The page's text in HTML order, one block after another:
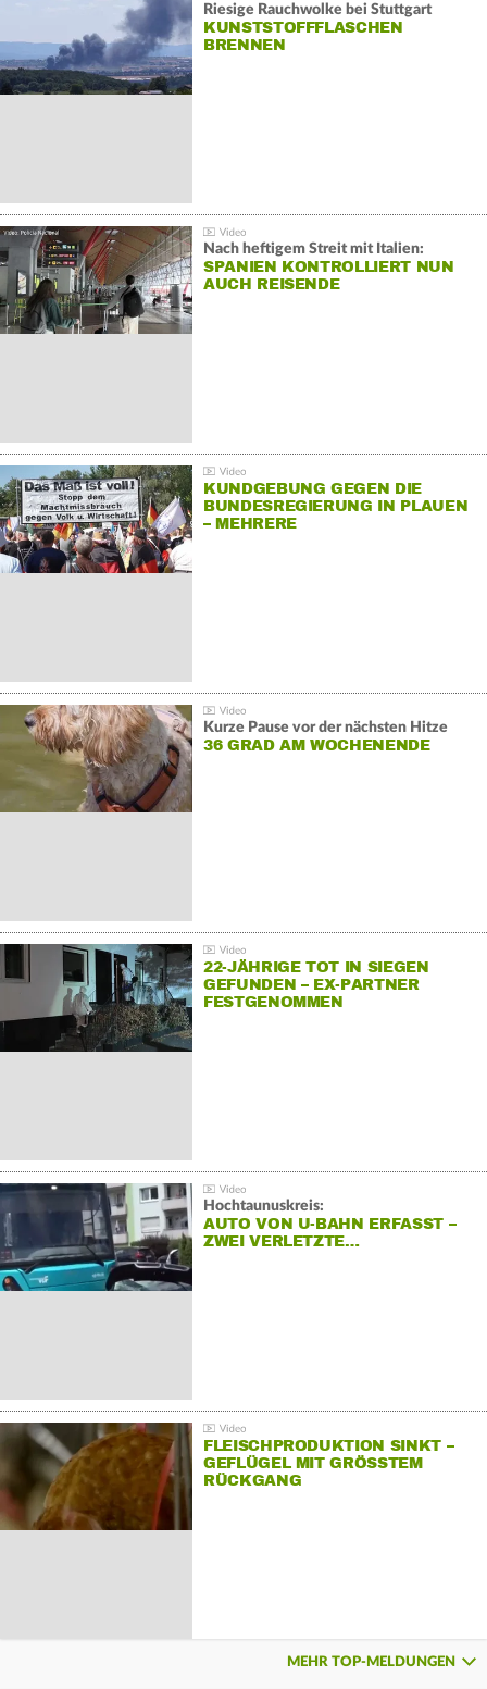
Riesige Rauchwolke bei Stuttgart
KUNSTSTOFFFLASCHEN
BRENNEN
Nach heftigem Streit mit Italien:
SPANIEN KONTROLLIERT NUN
AUCH REISENDE
KUNDGEBUNG GEGEN DIE
BUNDESREGIERUNG IN PLAUEN
– MEHRERE
Kurze Pause vor der nächsten Hitze
36 GRAD AM WOCHENENDE
22-JÄHRIGE TOT IN SIEGEN
GEFUNDEN – EX-PARTNER
FESTGENOMMEN
Hochtaunuskreis:
AUTO VON U-BAHN ERFASST –
ZWEI VERLETZTE…
FLEISCHPRODUKTION SINKT –
GEFLÜGEL MIT GRÖSSTEM R
ÜCKGANG
MEHR TOP-MELDUNGEN